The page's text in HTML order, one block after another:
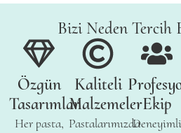
Bizi Neden Tercih
Özgün
Tasarımlar
Her pasta,
Kaliteli
Malzemeler
Pastalarımızda
Ekip
Deneyimli